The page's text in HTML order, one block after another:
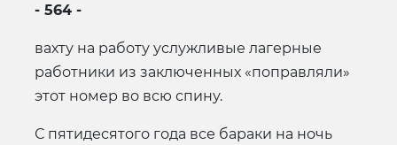
- 564 -
вахту на работу услужливые лагерные
работники из заключенных «поправляли»
этот номер во всю спину.
С пятидесятого года все бараки на ночь